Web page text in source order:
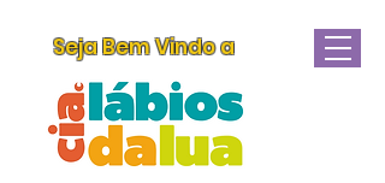
Seja Bem Vindo a